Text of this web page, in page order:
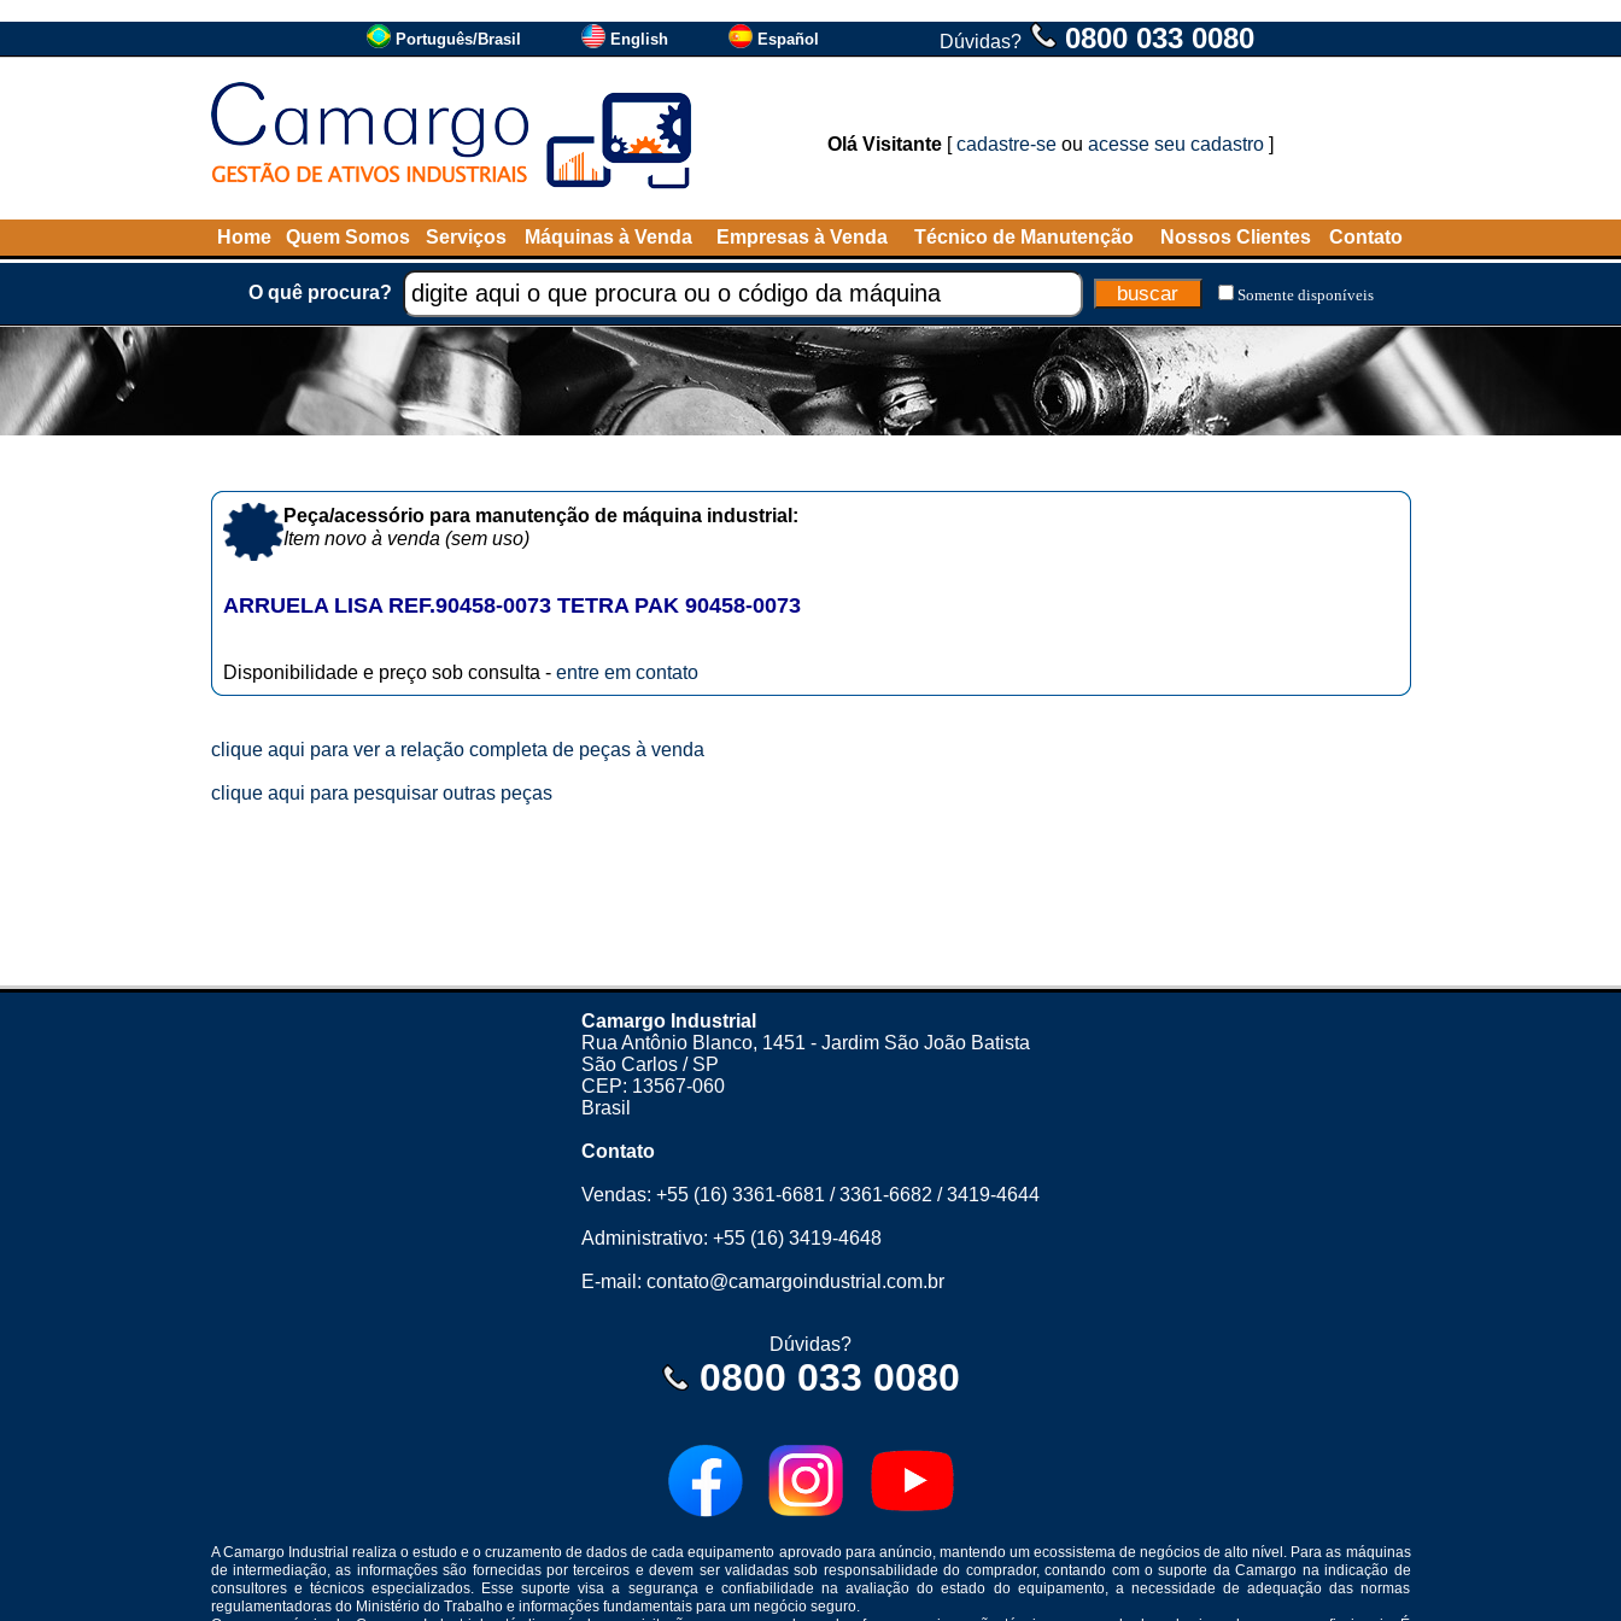
Português/Brasil English Español Dúvidas? 0800 033 0080
Olá Visitante [cadastre-se ou acesse seu cadastro ]
Home Quem Somos Serviços Máquinas à Venda Empresas à Venda Técnico de Manutenção Nossos Clientes Contato
O quê procura? Somente disponíveis
Peça/acessório para manutenção de máquina industrial:
Item novo à venda (sem uso)
ARRUELA LISA REF.90458-0073 TETRA PAK 90458-0073
Disponibilidade e preço sob consulta - entre em contato
clique aqui para ver a relação completa de peças à venda
clique aqui para pesquisar outras peças
Camargo Industrial
Rua Antônio Blanco, 1451 - Jardim São João Batista
São Carlos / SP
CEP: 13567-060
Brasil
Contato
Vendas: +55 (16) 3361-6681 /3361-6682 /3419-4644
Administrativo: +55 (16) 3419-4648
E-mail: contato@camargoindustrial.com.br
Dúvidas?
0800 033 0080
A Camargo Industrial realiza o estudo e o cruzamento de dados de cada equipamento aprovado para anúncio, mantendo um ecossistema de negócios de alto nível. Para as máquinas
de intermediação, as informações são fornecidas por terceiros e devem ser validadas sob responsabilidade do comprador, contando com o suporte da Camargo na indicação de
consultores e técnicos especializados. Esse suporte visa a segurança e confiabilidade na avaliação do estado do equipamento, a necessidade de adequação das normas
regulamentadoras do Ministério do Trabalho e informações fundamentais para um negócio seguro.